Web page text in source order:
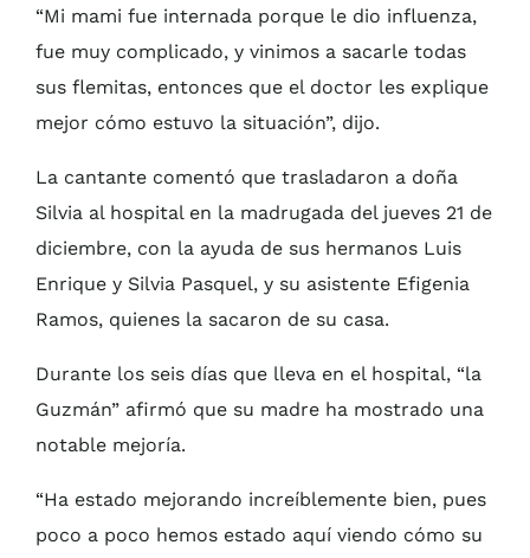
“Mi mami fue internada porque le dio influenza,
fue muy complicado, y vinimos a sacarle todas
sus flemitas, entonces que el doctor les explique
mejor cómo estuvo la situación”, dijo.
La cantante comentó que trasladaron a doña
Silvia al hospital en la madrugada del jueves 21 de
diciembre, con la ayuda de sus hermanos Luis
Enrique y Silvia Pasquel, y su asistente Efigenia
Ramos, quienes la sacaron de su casa.
Durante los seis días que lleva en el hospital, “la
Guzmán” afirmó que su madre ha mostrado una
notable mejoría.
“Ha estado mejorando increíblemente bien, pues
poco a poco hemos estado aquí viendo cómo su